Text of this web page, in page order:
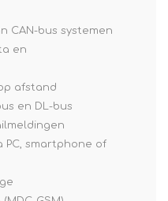
CAN-bus systemen
en
afstand
en DL-bus
PC, smartphone of